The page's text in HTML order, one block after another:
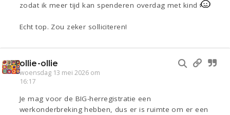
zodat ik meer tijd kan spenderen overdag met kind
Echt top. Zou zeker solliciteren!
ollie-ollie
woensdag 13 mei 2026 om
16:17
Je mag voor de BIG-herregistratie een
werkonderbreking hebben, dus er is ruimte om er een